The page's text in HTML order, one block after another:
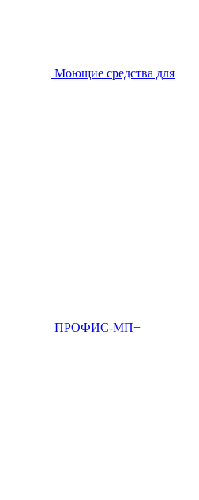
Моющие средства для
ПРОФИС-МП+